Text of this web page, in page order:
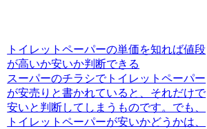
トイレットペーパーの単価を知れば値段
が高いか安いか判断できる
スーパーのチラシでトイレットペーパー
が安売りと書かれていると、それだけで
安いと判断してしまうものです。でも、
トイレットペーパーが安いかどうかは、